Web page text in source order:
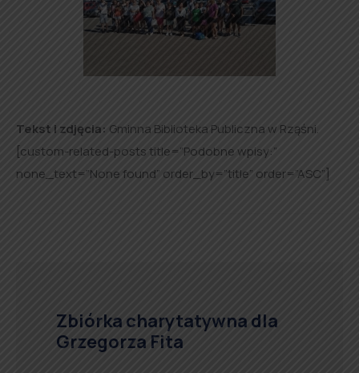
Tekst i zdjęcia: Gminna Biblioteka Publiczna w Rząśni.
[custom-related-posts title=”Podobne wpisy:”
none_text=”None found” order_by=”title” order=”ASC”]
Zbiórka charytatywna dla
Grzegorza Fita